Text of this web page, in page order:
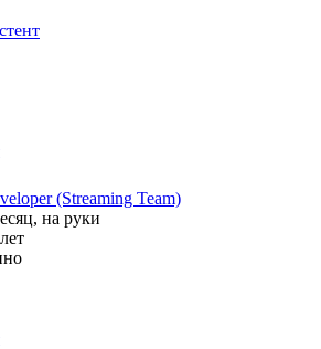
(Streaming Team)
на руки